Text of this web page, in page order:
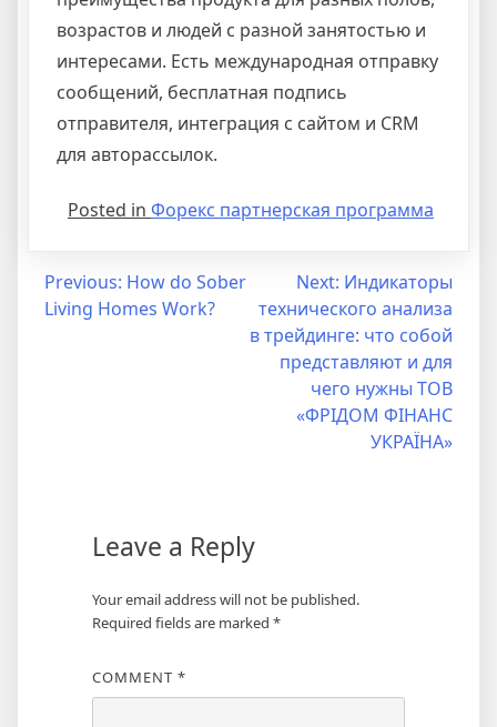
возрастов и людей с разной занятостью и
интересами. Есть международная отправку
сообщений, бесплатная подпись
отправителя, интеграция с сайтом и CRM
для авторассылок.
Posted in Форекс партнерская программа
Post
navigation
Previous: How do Sober
Living Homes Work?
Next: Индикаторы
технического анализа
в трейдинге: что собой
представляют и для
чего нужны ТОВ
«ФРIДОМ ФІНАНС
УКРАЇНА»
Leave a Reply
Your email address will not be published.
Required fields are marked *
COMMENT *